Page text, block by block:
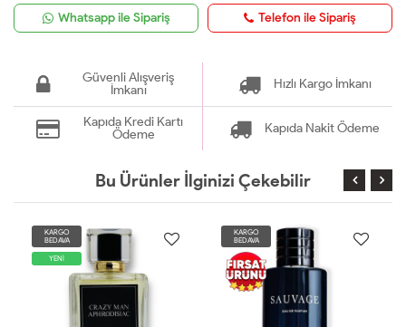
Whatsapp ile Sipariş Telefon ile Sipariş
Güvenli Alışveriş
İmkanı
Hızlı Kargo İmkanı
Kapıda Kredi Kartı
Ödeme
Kapıda Nakit Ödeme
Bu Ürünler İlginizi Çekebilir
KARGO
BEDAVA
YENİ
KARGO
BEDAVA